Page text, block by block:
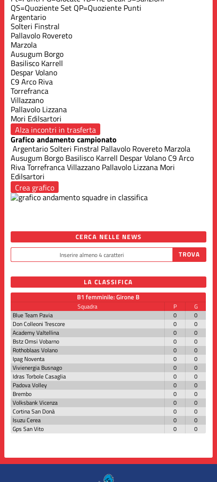
QS=Quoziente Set QP=Quoziente Punti
Argentario
Solteri Finstral
Pallavolo Rovereto
Marzola
Ausugum Borgo
Basilisco Karrell
Despar Volano
C9 Arco Riva
Torrefranca
Villazzano
Pallavolo Lizzana
Mori Edilsartori
Alza incontri in trasferta
Grafico andamento campionato
ArgentarioSolteri Finstral Pallavolo Rovereto Marzola
Ausugum Borgo Basilisco Karrell Despar Volano C9 Arco
RivaTorrefrancaVillazzano Pallavolo Lizzana Mori
Edilsartori
Crea grafico
CERCA NELLE NEWS
LA CLASSIFICA
B1 femminile: Girone B
Squadra P
G
Blue Team Pavia
0
0
Don Colleoni Trescore
0
0
Academy Valtellina
0
0
Bstz Omsi Vobarno
0
0
Rothoblaas Volano
0
0
Ipag Noventa
0
0
Vivienergia Busnago
0
0
Idras Torbole Casaglia
0
0
Padova Volley
0
0
Brembo
0
0
Volksbank Vicenza
0
0
Cortina San Donà
0
0
Isuzu Cerea
0
0
Gps San Vito
0 0